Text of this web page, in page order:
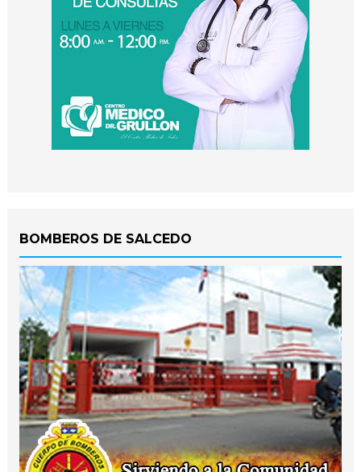
BOMBEROS DE SALCEDO